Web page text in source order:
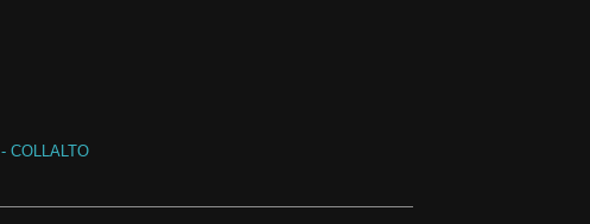
- COLLALTO